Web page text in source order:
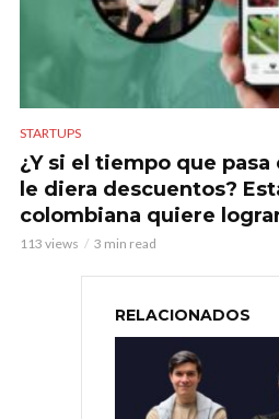
STARTUPS
¿Y si el tiempo que
le diera descuentos?
colombiana quiere
113 views 3 min read
RELACIONADOS